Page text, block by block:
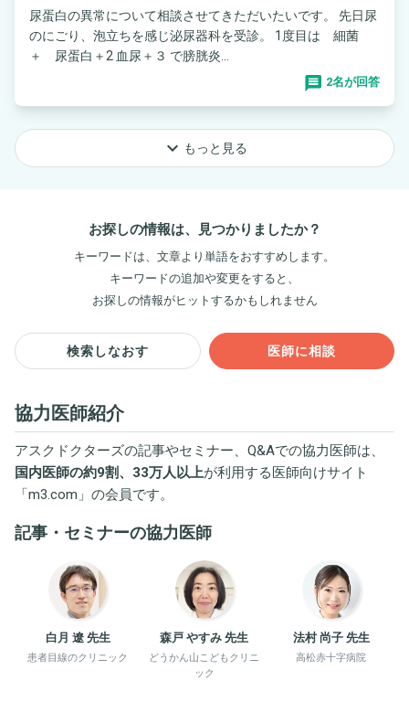
尿蛋白の異常について相談させてきただいたいです。 先日尿
のにごり、泡立ちを感じ泌尿器科を受診。 1度目は 細菌
＋ 尿蛋白＋2 血尿＋３ で膀胱炎...
2名が回答
keyboard_arrow_down もっと見る
お探しの情報は、見つかりましたか？
キーワードは、文章より単語をおすすめします。
キーワードの追加や変更をすると、
お探しの情報がヒットするかもしれません
検索しなおす 医師に相談
協力医師紹介
アスクドクターズの記事やセミナー、Q&Aでの協力医師は、
国内医師の約9割、33万人以上が利用する医師向けサイト
「m3.com 」の会員です。
記事・セミナーの協力医師
白月 遼 先生
患者目線のクリニック
森戸 やすみ 先生
どうかん山こどもクリニ
ック
法村 尚子 先生
高松赤十字病院